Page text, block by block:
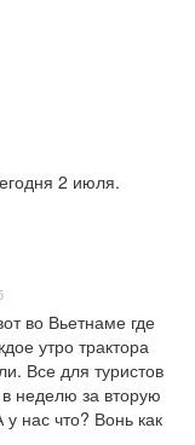
2 июля.
во Вьетнаме где
утро трактора
Все для туристов
неделю за вторую
нас что? Вонь как